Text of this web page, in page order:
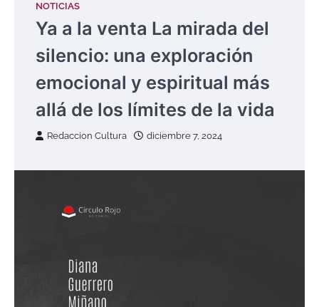
NOTICIAS
Ya a la venta La mirada del
silencio: una exploración
emocional y espiritual más
allá de los límites de la vida
Redaccion Cultura diciembre 7, 2024